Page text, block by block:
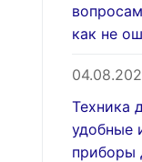
как не
Техника
удобные
приборы